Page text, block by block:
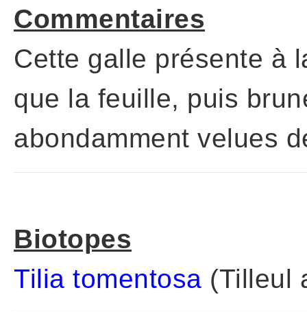
Commentaires
Cette galle présente à
que la feuille, puis
abondamment velues
Biotopes
Tilia tomentosa (Tilleul